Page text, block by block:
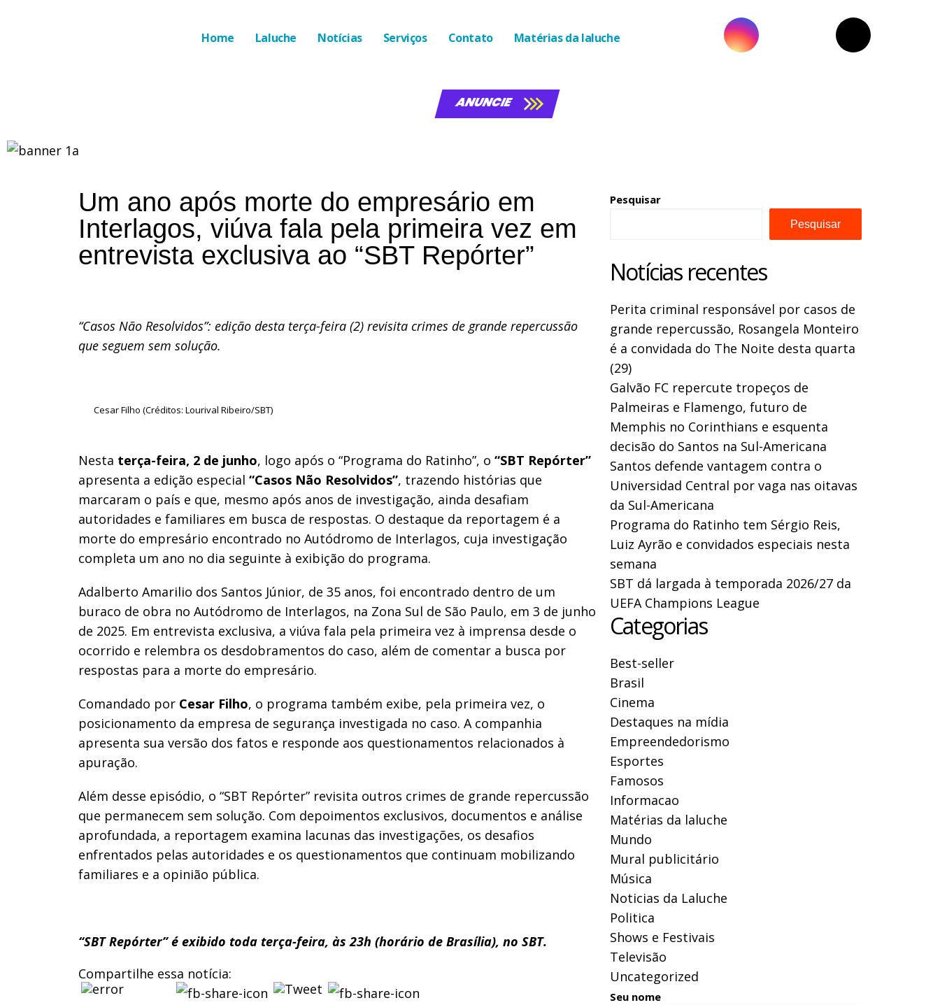
Home Laluche Notícias Serviços Contato Matérias da laluche
ANUNCIE
Um ano após morte do empresário em
Interlagos, viúva fala pela primeira vez em
entrevista exclusiva ao “SBT Repórter”
“Casos Não Resolvidos”: edição desta terça-feira (2) revisita crimes de grande repercussão
que seguem sem solução.
Cesar Filho (Créditos: Lourival Ribeiro/SBT)
Nesta terça-feira, 2 de junho, logo após o “Programa do Ratinho”, o “SBT Repórter”
apresenta a edição especial “Casos Não Resolvidos”, trazendo histórias que
marcaram o país e que, mesmo após anos de investigação, ainda desafiam
autoridades e familiares em busca de respostas. O destaque da reportagem é a
morte do empresário encontrado no Autódromo de Interlagos, cuja investigação
completa um ano no dia seguinte à exibição do programa.
Adalberto Amarilio dos Santos Júnior, de 35 anos, foi encontrado dentro de um
buraco de obra no Autódromo de Interlagos, na Zona Sul de São Paulo, em 3 de junho
de 2025. Em entrevista exclusiva, a viúva fala pela primeira vez à imprensa desde o
ocorrido e relembra os desdobramentos do caso, além de comentar a busca por
respostas para a morte do empresário.
Comandado por Cesar Filho, o programa também exibe, pela primeira vez, o
posicionamento da empresa de segurança investigada no caso. A companhia
apresenta sua versão dos fatos e responde aos questionamentos relacionados à
apuração.
Além desse episódio, o “SBT Repórter” revisita outros crimes de grande repercussão
que permanecem sem solução. Com depoimentos exclusivos, documentos e análise
aprofundada, a reportagem examina lacunas das investigações, os desafios
enfrentados pelas autoridades e os questionamentos que continuam mobilizando
familiares e a opinião pública.
“SBT Repórter” é exibido toda terça-feira, às 23h (horário de Brasília), no SBT.
Compartilhe essa notícia:
Pesquisar
Pesquisar
Notícias recentes
Perita criminal responsável por casos de
grande repercussão, Rosangela Monteiro
é a convidada do The Noite desta quarta
(29)
Galvão FC repercute tropeços de
Palmeiras e Flamengo, futuro de
Memphis no Corinthians e esquenta
decisão do Santos na Sul-Americana
Santos defende vantagem contra o
Universidad Central por vaga nas oitavas
da Sul-Americana
Programa do Ratinho tem Sérgio Reis,
Luiz Ayrão e convidados especiais nesta
semana
SBT dá largada à temporada 2026/27 da
UEFA Champions League
Categorias
Best-seller
Brasil
Cinema
Destaques na mídia
Empreendedorismo
Esportes
Famosos
Informacao
Matérias da laluche
Mundo
Mural publicitário
Música
Noticias da Laluche
Politica
Shows e Festivais
Televisão
Uncategorized
Seu nome